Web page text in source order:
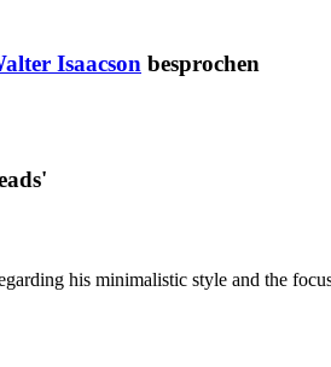
Isaacson besprochen
his minimalistic style and the